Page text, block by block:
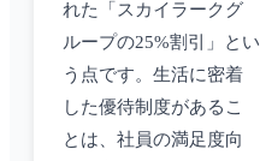
れた「スカイラークグ
ループの25%割引」とい
う点です。生活に密着
した優待制度があるこ
とは、社員の満足度向